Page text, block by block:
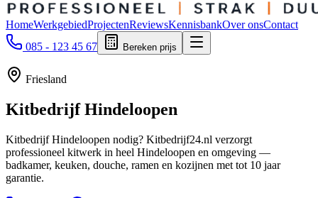
HomeWerkgebiedProjectenReviewsKennisbankOver onsContact
085 - 123 45 67
Bereken prijs
Friesland
KitbedrijfHindeloopen
Kitbedrijf Hindeloopen nodig? Kitbedrijf24.nl verzorgt
professioneel kitwerk in heel Hindeloopen en omgeving —
badkamer, keuken, douche, ramen en kozijnen met tot 10 jaar
garantie.